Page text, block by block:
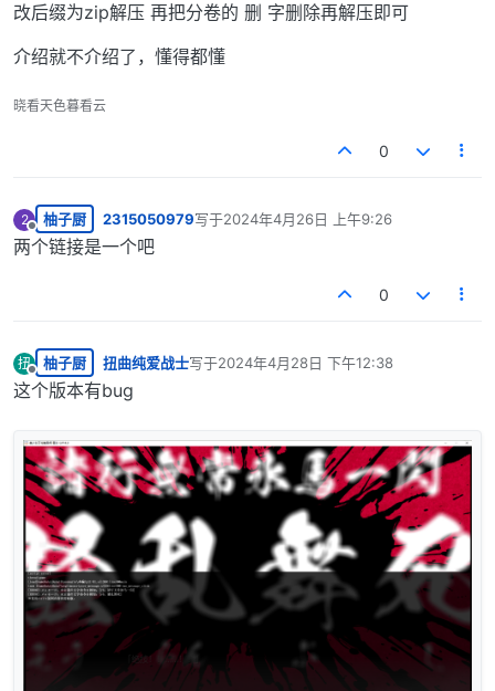
改后缀为zip解压 再把分卷的 删 字删除再解压即可
介绍就不介绍了，懂得都懂
晓看天色暮看云
0
2
离线
柚子厨 2315050979写于2024年4月26日 上午9:26
最后由 编辑
两个链接是一个吧
0
扭
离线
柚子厨 扭曲纯爱战士写于2024年4月28日 下午12:38
最后由 编辑
这个版本有bug